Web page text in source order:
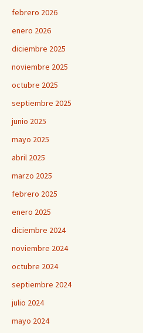
febrero 2026
enero 2026
diciembre 2025
noviembre 2025
octubre 2025
septiembre 2025
junio 2025
mayo 2025
abril 2025
marzo 2025
febrero 2025
enero 2025
diciembre 2024
noviembre 2024
octubre 2024
septiembre 2024
julio 2024
mayo 2024